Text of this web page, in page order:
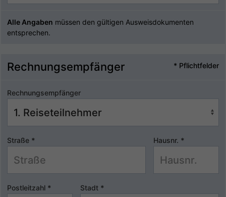
Alle Angaben müssen den gültigen Ausweisdokumenten
entsprechen.
Rechnungsempfänger * Pflichtfelder
Rechnungsempfänger
Straße * Hausnr. *
Postleitzahl * Stadt *